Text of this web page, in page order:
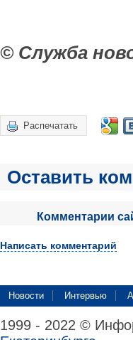
© Служба
Распечатать
Оставить
Комментарии
Написать комментарий
Новости Интервью
1999 - 2022 ©